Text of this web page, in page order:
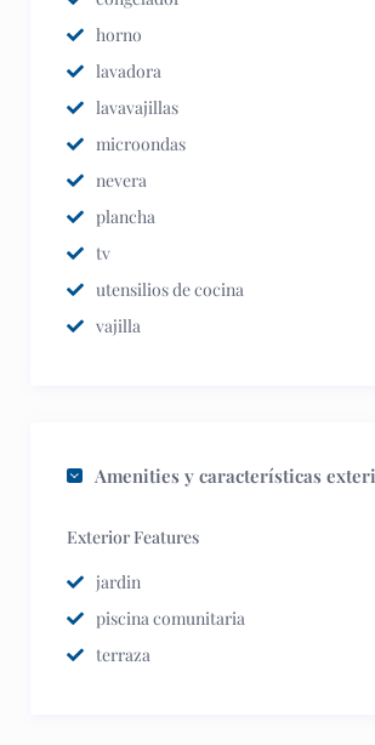
horno
lavadora
lavavajillas
microondas
nevera
plancha
tv
utensilios de cocina
vajilla
Amenities y características
Exterior Features
jardin
piscina comunitaria
terraza